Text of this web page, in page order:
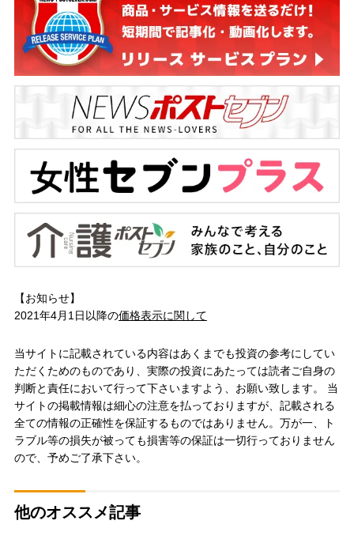
【お知らせ】
2021年4月1日以降の価格表示に関して
当サイトに記載されている内容はあくまでも投資の参考にしてい
ただくためのものであり、実際の投資にあたっては読者ご自身の
判断と責任において行って下さいますよう、お願い致します。 当
サイトの掲載情報は細心の注意を払っておりますが、記載される
全ての情報の正確性を保証するものではありません。万が一、ト
ラブル等の損失が被っても損害等の保証は一切行っておりません
ので、予めご了承下さい。
他のオススメ記事